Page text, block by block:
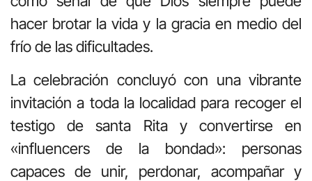
hacer brotar la vida y la gracia en medio del
frío de las dificultades.
La celebración concluyó con una vibrante
invitación a toda la localidad para recoger el
testigo de santa Rita y convertirse en
«influencers de la bondad»: personas
capaces de unir, perdonar, acompañar y